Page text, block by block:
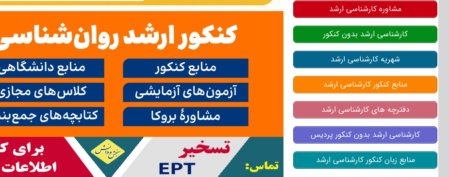
مشاوره کارشناسی ارشد
کارشناسی ارشد بدون کنکور
شهریه کارشناسی ارشد
منابع کنکور کارشناسی ارشد
دفترچه های کارشناسی ارشد
کارشناسی ارشد بدون کنکور پردیس
منابع زبان کنکور کارشناسی ارشد